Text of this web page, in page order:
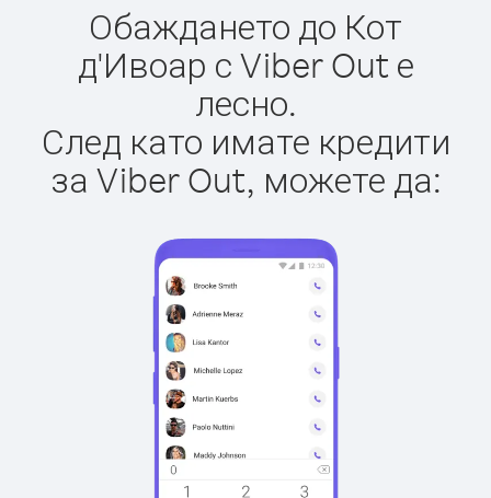
Обаждането до Кот
д'Ивоар с Viber Out е
лесно.
След като имате кредити
за Viber Out, можете да: